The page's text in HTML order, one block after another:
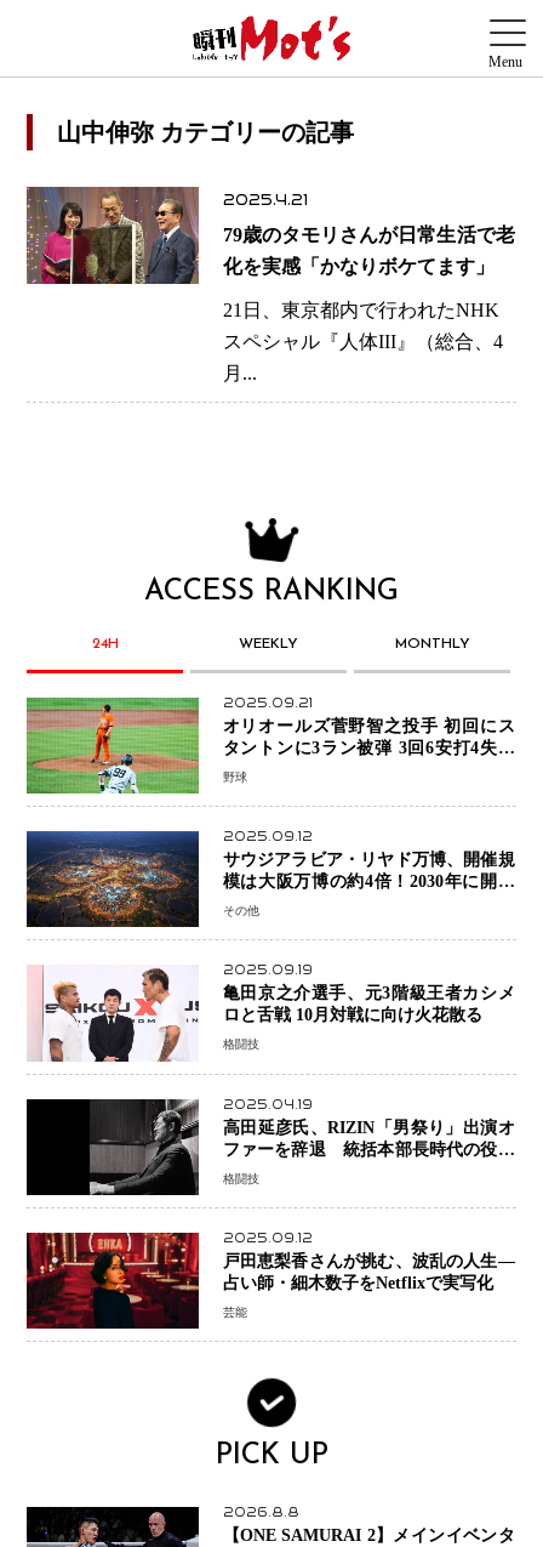
山中伸弥 カテゴリーの記事
2025.4.21
79歳のタモリさんが日常生活で老
化を実感「かなりボケてます」
21日、東京都内で行われたNHK
スペシャル『人体III』（総合、4
月...
ACCESS RANKING
24H WEEKLY MONTHLY
2025.09.21
オリオールズ菅野智之投手 初回にス
タントンに3ラン被弾 3回6安打4失点
で降板
野球
2025.09.12
サウジアラビア・リヤド万博、開催規
模は大阪万博の約4倍！2030年に開幕
予定
その他
2025.09.19
亀田京之介選手、元3階級王者カシメ
格闘技
2025.04.19
高田延彦氏、RIZIN「男祭り」出演オ
ファーを辞退 統括本部長時代の役目
「すでに終えています」と明言
格闘技
2025.09.12
戸田恵梨香さんが挑む、波乱の人生―
占い師・細木数子をNetflixで実写化
芸能
PICK UP
2026.8.8
【ONE SAMURAI 2】メインイベンタ